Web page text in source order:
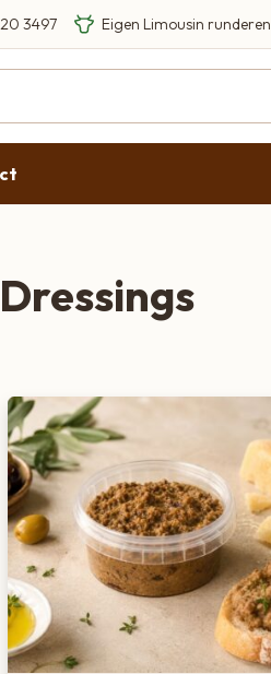
3497
Eigen Limousin runderen
Eerlijke streekproducten
Kruiden & Specerijen
Soepen & Maaltijden